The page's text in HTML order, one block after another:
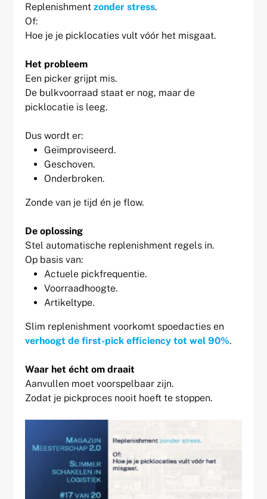
Replenishmentzonder stress.
Of:
Hoe je je picklocaties vult vóór het misgaat.
Het probleem
Een picker grijpt mis.
De bulkvoorraad staat er nog, maar de
picklocatie is leeg.
Dus wordt er:
Geïmproviseerd.
Geschoven.
Onderbroken.
Zonde van je tijd én je flow.
De oplossing
Stel automatische replenishment regels in.
Op basis van:
Actuele pickfrequentie.
Voorraadhoogte.
Artikeltype.
Slim replenishment voorkomt spoedacties en
verhoogt de first-pick efficiency tot wel 90%.
Waar het écht om draait
Aanvullen moet voorspelbaar zijn.
Zodat je pickproces nooit hoeft te stoppen.